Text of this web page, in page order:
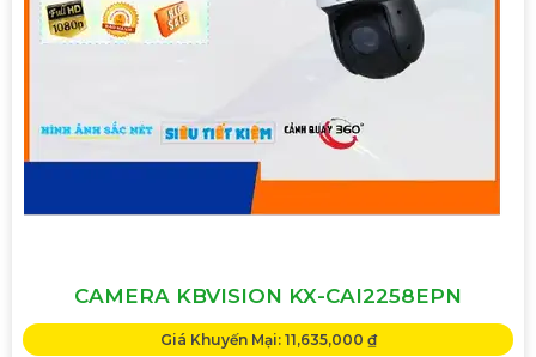
CAMERA KBVISION KX-CAI2258EPN
Giá Khuyến Mại: 11,635,000 ₫